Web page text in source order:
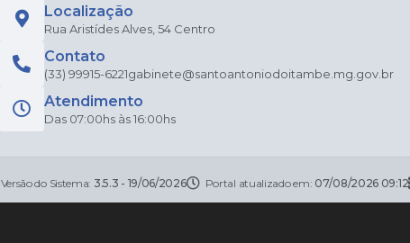
Localização
Rua Aristídes Alves, 54 Centro
Contato
(33) 99915-6221gabinete@santoantoniodoitambe.mg.gov.br
Atendimento
Das 07:00hs às 16:00hs
Versão do Sistema: 3.5.3 - 19/06/2026 Portal atualizado em: 07/08/2026 09:12